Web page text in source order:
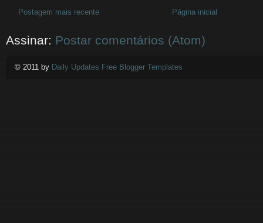
Postagem mais recente Página inicial
Assinar: Postar comentários (Atom)
© 2011 by Daily Updates Free Blogger Templates